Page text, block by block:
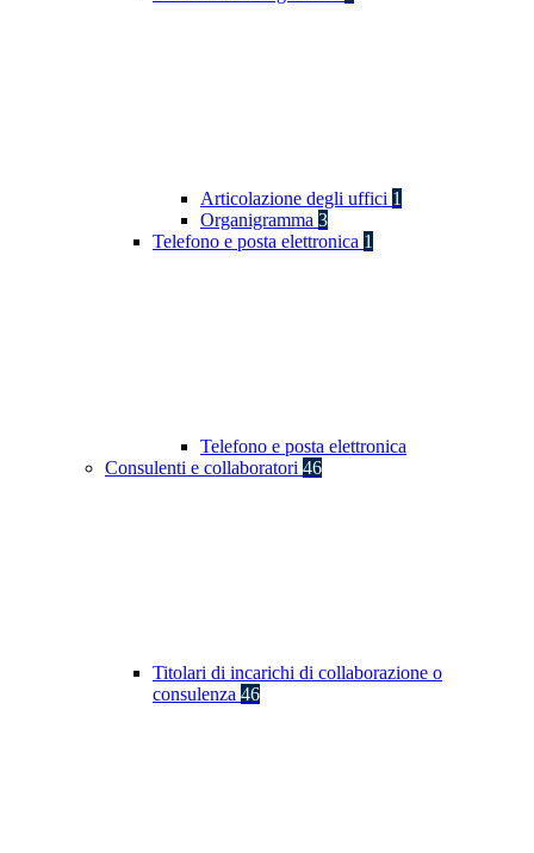
Articolazione degli uffici 1
Organigramma 3
Telefono e posta elettronica 1
Telefono e posta elettronica
Consulenti e collaboratori 46
Titolari di incarichi di collaborazione o
consulenza 46